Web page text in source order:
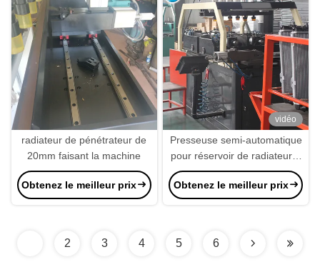
radiateur de pénétrateur de
20mm faisant la machine
Obtenez le meilleur prix
vidéo
Presseuse semi-automatique
pour réservoir de radiateur à
quatre côtés 0.8Mpa
Obtenez le meilleur prix
2 3 4 5 6